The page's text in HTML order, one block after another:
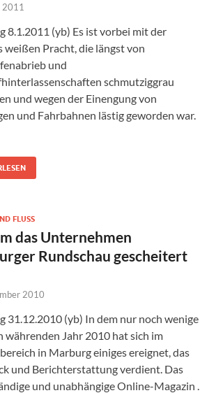
2011
8.1.2011 (yb) Es ist vorbei mit der
weißen Pracht, die längst von
und
schmutziggrau
und wegen der Einengung von
und Fahrbahnen lästig geworden war.
FLUSS
das Unternehmen
Rundschau gescheitert
2010
31.12.2010 (yb) In dem nur noch wenige
währenden Jahr 2010 hat sich im
in Marburg einiges ereignet, das
und Berichterstattung verdient. Das
und unabhängige Online-Magazin …